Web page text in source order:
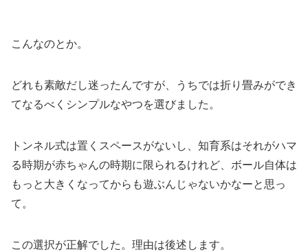
こんなのとか。
どれも素敵だし迷ったんですが、うちでは折り畳みができ
てなるべくシンプルなやつを選びました。
トンネル式は置くスペースがないし、知育系はそれがハマ
る時期が赤ちゃんの時期に限られるけれど、ボール自体は
もっと大きくなってからも遊ぶんじゃないかなーと思っ
て。
この選択が正解でした。理由は後述します。